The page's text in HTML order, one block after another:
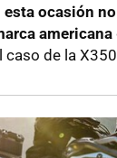
esta ocasión
americana
caso de la